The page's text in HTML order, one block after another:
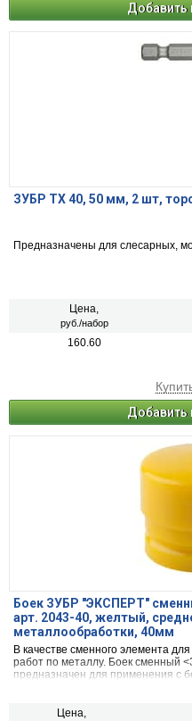
Добавить
ЗУБР TX 40, 50 мм, 2 шт,
Предназначены для слесарных,
Цена,
руб./набор
160.60
Добавить
Боек ЗУБР "ЭКСПЕРТ"
арт. 2043-40, желтый,
металлообработки, 40мм
В качестве сменного элемента
работ по металлу. Боек сменный
предназначен для применения с
Цена,